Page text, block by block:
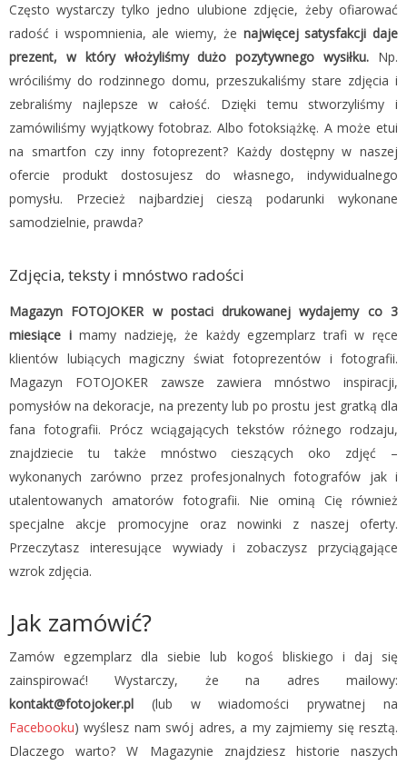
Często wystarczy tylko jedno ulubione zdjęcie, żeby ofiarować
radość i wspomnienia, ale wiemy, że najwięcej satysfakcji daje
prezent, w który włożyliśmy dużo pozytywnego wysiłku. Np.
wróciliśmy do rodzinnego domu, przeszukaliśmy stare zdjęcia i
zebraliśmy najlepsze w całość. Dzięki temu stworzyliśmy i
zamówiliśmy wyjątkowy fotobraz. Albo fotoksiążkę. A może etui
na smartfon czy inny fotoprezent? Każdy dostępny w naszej
ofercie produkt dostosujesz do własnego, indywidualnego
pomysłu. Przecież najbardziej cieszą podarunki wykonane
samodzielnie, prawda?
Zdjęcia, teksty i mnóstwo radości
Magazyn FOTOJOKER w postaci drukowanej wydajemy co 3
miesiące imamy nadzieję, że każdy egzemplarz trafi w ręce
klientów lubiących magiczny świat fotoprezentów i fotografii.
Magazyn FOTOJOKER zawsze zawiera mnóstwo inspiracji,
pomysłów na dekoracje, na prezenty lub po prostu jest gratką dla
fana fotografii. Prócz wciągających tekstów różnego rodzaju,
znajdziecie tu także mnóstwo cieszących oko zdjęć –
wykonanych zarówno przez profesjonalnych fotografów jak i
utalentowanych amatorów fotografii. Nie ominą Cię również
specjalne akcje promocyjne oraz nowinki z naszej oferty.
Przeczytasz interesujące wywiady i zobaczysz przyciągające
wzrok zdjęcia.
Jak zamówić?
Zamów egzemplarz dla siebie lub kogoś bliskiego i daj się
zainspirować! Wystarczy, że na adres mailowy:
kontakt@fotojoker.pl (lub w wiadomości prywatnej na
Facebooku) wyślesz nam swój adres, a my zajmiemy się resztą.
Dlaczego warto? W Magazynie znajdziesz historie naszych